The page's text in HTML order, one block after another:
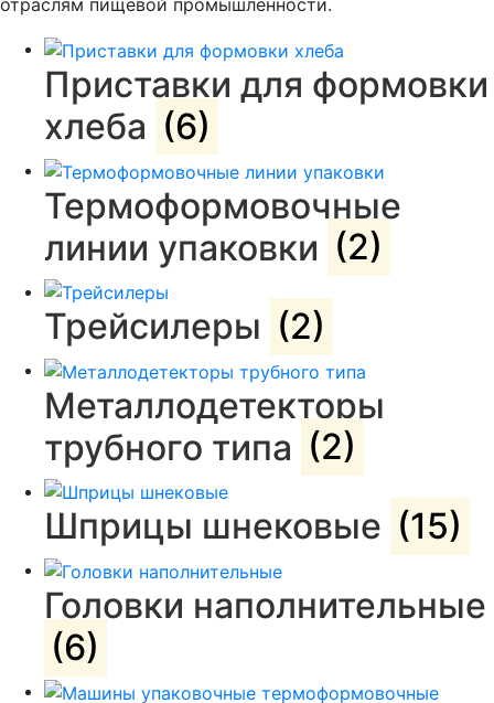
отраслям пищевой промышленности.
Приставки для формовки
хлеба (6)
Термоформовочные
линии упаковки (2)
Трейсилеры (2)
Металлодетекторы
трубного типа (2)
Шприцы шнековые (15)
Головки наполнительные
(6)